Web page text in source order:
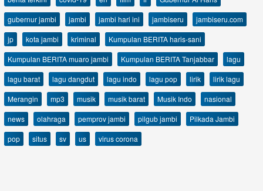
gubernur jambi
jambi jambi hari ini jambiseru
jambiseru.com
jp
kota jambi kriminal
Kumpulan BERITA haris-sani
Kumpulan BERITA muaro jambi
Kumpulan BERITA Tanjabbar
lagu
lagu barat
lagu dangdut lagu indo lagu pop lirik
lirik lagu
Merangin
mp3 musik musik barat Musik Indo
nasional
news
olahraga pemprov jambi pilgub jambi
Pilkada Jambi
pop
situs sv us virus corona